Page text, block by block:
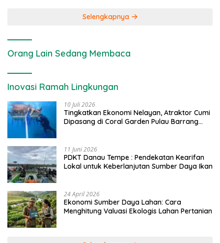
Selengkapnya
Orang Lain Sedang Membaca
Inovasi Ramah Lingkungan
10 Juli 2026
Tingkatkan Ekonomi Nelayan, Atraktor Cumi
Dipasang di Coral Garden Pulau Barrang
11 Juni 2026
PDKT Danau Tempe : Pendekatan Kearifan
Lokal untuk Keberlanjutan Sumber Daya Ikan
24 April 2026
Ekonomi Sumber Daya Lahan: Cara
Menghitung Valuasi Ekologis Lahan Pertanian